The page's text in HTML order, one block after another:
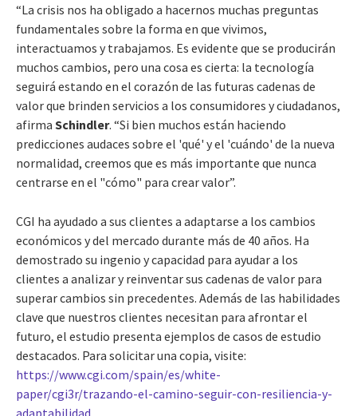
“La crisis nos ha obligado a hacernos muchas preguntas
fundamentales sobre la forma en que vivimos,
interactuamos y trabajamos. Es evidente que se producirán
muchos cambios, pero una cosa es cierta: la tecnología
seguirá estando en el corazón de las futuras cadenas de
valor que brinden servicios a los consumidores y ciudadanos,
afirma Schindler. “Si bien muchos están haciendo
predicciones audaces sobre el 'qué' y el 'cuándo' de la nueva
normalidad, creemos que es más importante que nunca
centrarse en el "cómo" para crear valor”.
CGI ha ayudado a sus clientes a adaptarse a los cambios
económicos y del mercado durante más de 40 años. Ha
demostrado su ingenio y capacidad para ayudar a los
clientes a analizar y reinventar sus cadenas de valor para
superar cambios sin precedentes. Además de las habilidades
clave que nuestros clientes necesitan para afrontar el
futuro, el estudio presenta ejemplos de casos de estudio
destacados. Para solicitar una copia, visite:
https://www.cgi.com/spain/es/white-
paper/cgi3r/trazando-el-camino-seguir-con-resiliencia-y-
adaptabilidad